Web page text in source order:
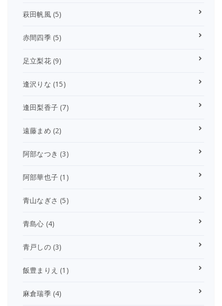
萩田帆風(5)
赤間四季(5)
足立梨花(9)
逢沢りな (15)
逢田梨香子 (7)
遠藤まめ (2)
阿部なつき (3)
阿部華也子 (1)
青山なぎさ (5)
青島心 (4)
青戸しの(3)
飯豊まりえ (1)
麻倉瑞季(4)